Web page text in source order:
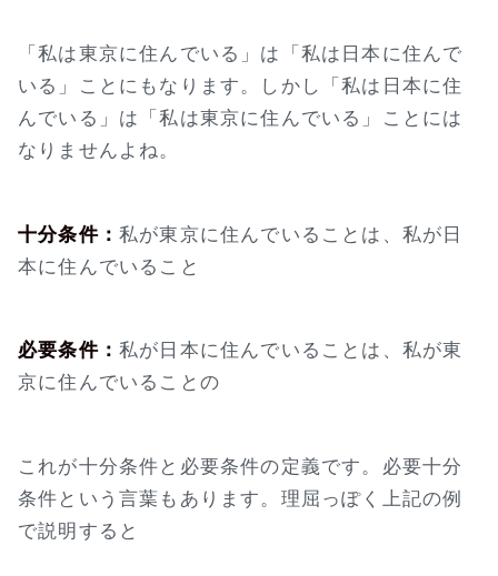
「私は東京に住んでいる」は「私は日本に住んで
いる」ことにもなります。しかし「私は日本に住
んでいる」は「私は東京に住んでいる」ことには
なりませんよね。
十分条件： 私が東京に住んでいることは、私が日
本に住んでいること
必要条件： 私が日本に住んでいることは、私が東
京に住んでいることの
これが十分条件と必要条件の定義です。必要十分
条件という言葉もあります。理屈っぽく上記の例
で説明すると